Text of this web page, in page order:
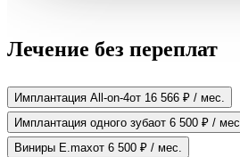
Лечение без переплат
Имплантация All-on-4от 16 566 ₽ / мес.
Имплантация одного зубаот 6 500 ₽ / мес.
Виниры E.maxот 6 500 ₽ / мес.